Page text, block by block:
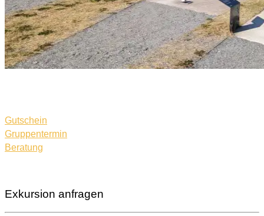
Gutschein
Gruppentermin
Beratung
Exkursion anfragen